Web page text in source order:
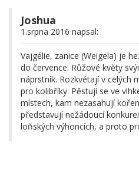
Joshua
1.srpna 2016 napsal:
Vajgélie, zanice (Weigela) je
do července. Růžové květy
náprstník. Rozkvétají v celých
pro kolibříky. Pěstují se ve
místech, kam nezasahují
představují nežádoucí
loňských výhoncích, a proto